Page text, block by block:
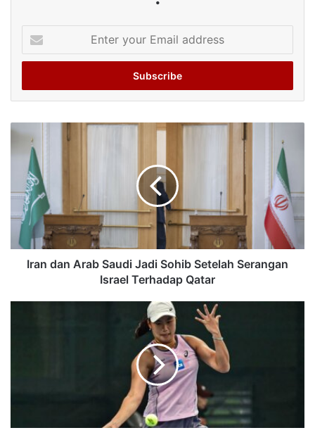
your
Email
Iran dan Arab Saudi Jadi Sohib Setelah Serangan
Israel Terhadap Qatar